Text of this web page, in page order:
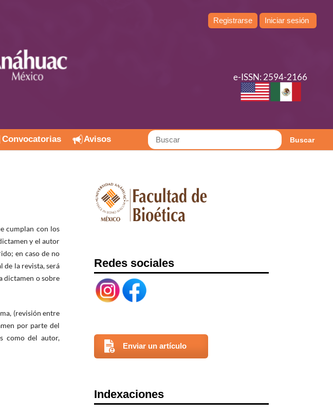
Convocatorias Avisos Buscar
Registrarse Iniciar sesión
cumplan con los
y el autor
en caso de no
de la revista, será
dictamen o sobre
(revisión entre
por parte del
como del autor,
Redes sociales
Enviar un artículo
Indexaciones
e-ISSN: 2594-2166